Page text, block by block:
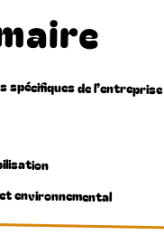
spécifiques de l’entreprise
environnemental